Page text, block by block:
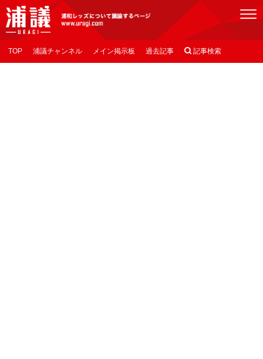
[浦議]浦和レッズについて議論するページ
TOP 浦議チャンネル メイン掲示板 過去記事  記事検索